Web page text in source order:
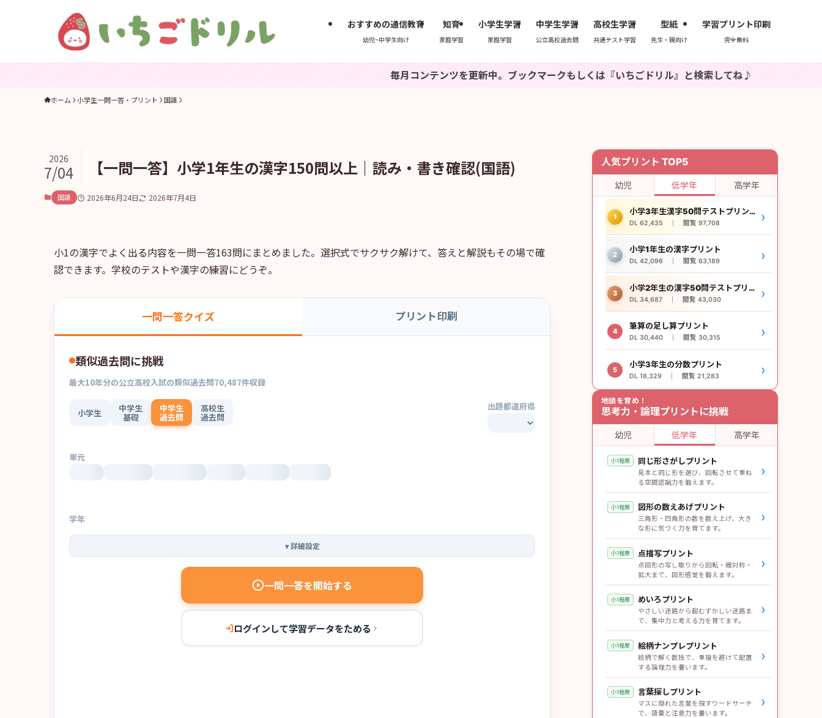
おすすめの通信教育
幼児~中学生向け
知育
家庭学習
小学生学習
家庭学習
中学生学習
公立高校過去問
高校生学習
共通テスト学習
型紙
先生・親向け
学習プリント印刷
完全無料
毎月コンテンツを更新中。ブックマークもしくは『いちごドリル』と検索してね♪
ホーム 小学生一問一答・プリント 国語
【一問一答】小学1年生の漢字150問以上｜読み・書き確認(国語)
2026
7/04
国語 2026年6月24日 2026年7月4日
小1の漢字でよく出る内容を一問一答163問にまとめました。選択式でサクサク解けて、答えと解説もその場で確
認できます。学校のテストや漢字の練習にどうぞ。
一問一答クイズ プリント印刷
類似過去問に挑戦
最大10年分の公立高校入試の類似過去問70,487件収録
小学生 中学生
基礎
中学生
過去問
高校生
過去問
出題都道府県
単元
学年
▾詳細設定
一問一答を開始する
ログインして学習データをためる
人気プリント TOP5
幼児 低学年 高学年
1
小学3年生漢字50問テストプリント
DL 62,435 ｜ 閲覧 97,708 ›
2
小学1年生の漢字プリント
DL 42,096 ｜ 閲覧 63,189 ›
3
小学2年生の漢字50問テストプリント
DL 34,687 ｜ 閲覧 43,030 ›
4
筆算の足し算プリント
DL 30,440 ｜ 閲覧 30,315 ›
5
小学3年生の分数プリント
DL 18,329 ｜ 閲覧 21,283 ›
地頭を育め！
思考力・論理プリントに挑戦
幼児 低学年 高学年
小1程度 同じ形さがしプリント
見本と同じ形を選び、回転させて重ね
る空間認識力を鍛えます。
›
小1程度 図形の数えあげプリント
三角形・四角形の数を数え上げ、大き
な形に気づく力を育てます。
›
小1程度 点描写プリント
点図形の写し取りから回転・線対称・
拡大まで、図形感覚を鍛えます。
›
小1程度 めいろプリント
やさしい迷路から超むずかしい迷路ま
で、集中力と考える力を育てます。
›
小1程度 絵柄ナンプレプリント
絵柄で解く数独で、重複を避けて配置
する論理力を養います。
›
小1程度 言葉探しプリント
マスに隠れた言葉を探すワードサーチ
で、語彙と注意力を養います。
›